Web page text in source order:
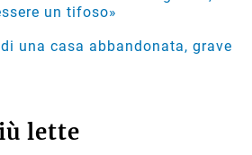
un tifoso»
una casa abbandonata, grave
lette